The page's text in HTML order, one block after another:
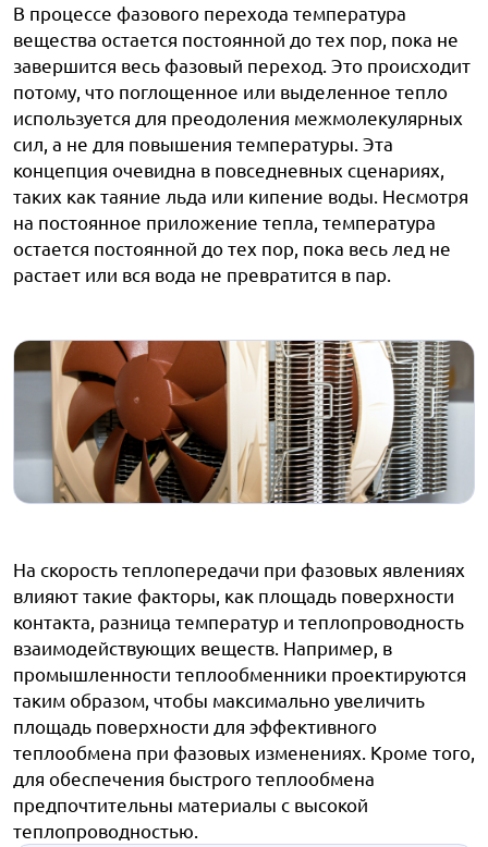
В процессе фазового перехода температура
вещества остается постоянной до тех пор, пока не
завершится весь фазовый переход. Это происходит
потому, что поглощенное или выделенное тепло
используется для преодоления межмолекулярных
сил, а не для повышения температуры. Эта
концепция очевидна в повседневных сценариях,
таких как таяние льда или кипение воды. Несмотря
на постоянное приложение тепла, температура
остается постоянной до тех пор, пока весь лед не
растает или вся вода не превратится в пар.
На скорость теплопередачи при фазовых явлениях
влияют такие факторы, как площадь поверхности
контакта, разница температур и теплопроводность
взаимодействующих веществ. Например, в
промышленности теплообменники проектируются
таким образом, чтобы максимально увеличить
площадь поверхности для эффективного
теплообмена при фазовых изменениях. Кроме того,
для обеспечения быстрого теплообмена
предпочтительны материалы с высокой
теплопроводностью.